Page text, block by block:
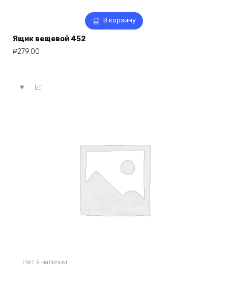
В корзину
Ящик вещевой 452
₽279.00
Нет в наличии